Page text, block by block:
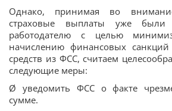
Однако, принимая во
страховые выплаты уже были
работодателю с целью
начислению финансовых санкций
средств из ФСС, считаем
следующие меры:
Ø уведомить ФСС о факте
сумме.